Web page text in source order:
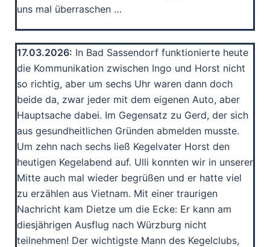
uns mal überraschen …
17.03.2026: In Bad Sassendorf funktionierte heute
die Kommunikation zwischen Ingo und Horst nicht
so richtig, aber um sechs Uhr waren dann doch
beide da, zwar jeder mit dem eigenen Auto, aber
Hauptsache dabei. Im Gegensatz zu Gerd, der sich
aus gesundheitlichen Gründen abmelden musste.
Um zehn nach sechs ließ Kegelvater Horst den
heutigen Kegelabend auf. Ulli konnten wir in unserer
Mitte auch mal wieder begrüßen und er hatte viel
zu erzählen aus Vietnam. Mit einer traurigen
Nachricht kam Dietze um die Ecke: Er kann am
diesjährigen Ausflug nach Würzburg nicht
teilnehmen! Der wichtigste Mann des Kegelclubs,